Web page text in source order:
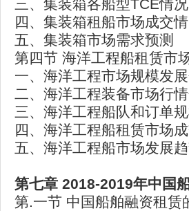
三、集装箱各船型TCE情况
四、集装箱租船市场成交
五、集装箱市场需求预测
第四节 海洋工程船租赁市
一、海洋工程市场规模发
二、海洋工程装备市场行
三、海洋工程船队和订单
四、海洋工程船租赁市场
五、海洋工程船市场发展
第七章 2018-2019年中国
第.一节 中国船舶融资租赁